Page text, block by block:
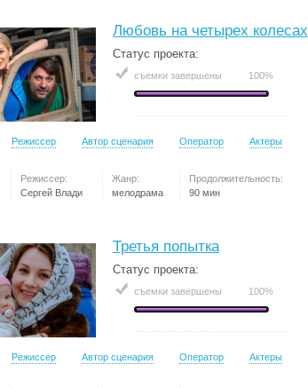
Любовь на четырех колесах
Статус проекта:
съемки завершены 100%
Режиссер Автор сценария Оператор Актеры
Режиссер:
Сергей Влади
Жанр:
мелодрама
Продолжительность:
90 мин
Третья попытка
Статус проекта:
съемки завершены 100%
Режиссер Автор сценария Оператор Актеры